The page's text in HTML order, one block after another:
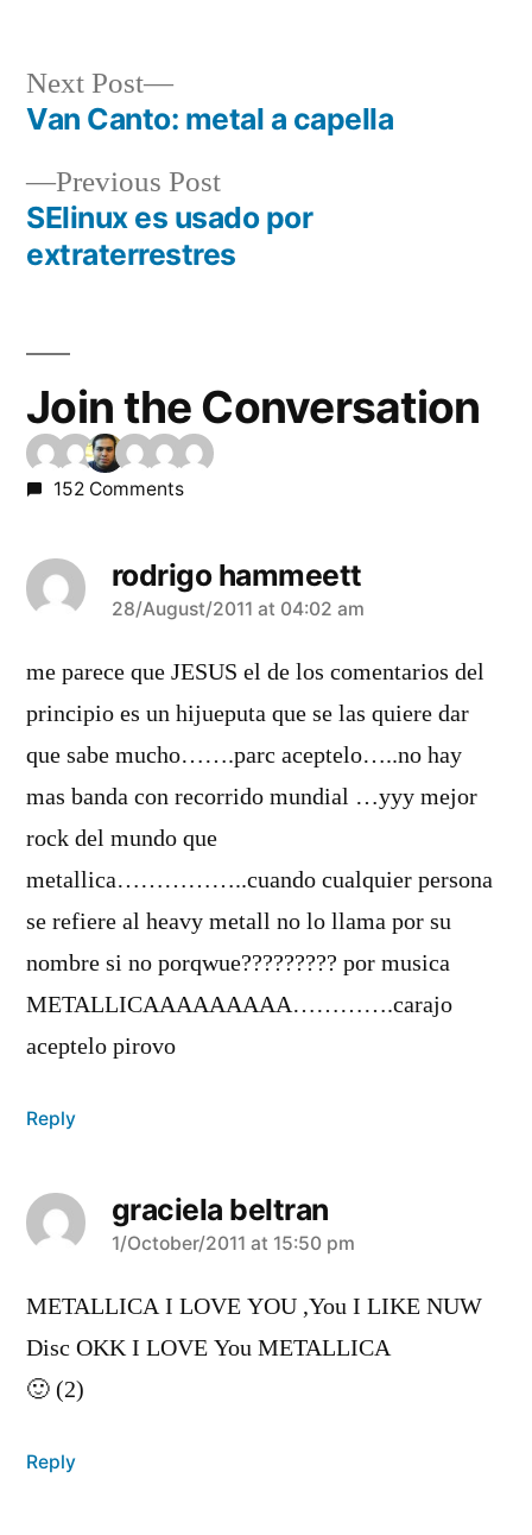
Post
navigation
Previous PostPrevious
post:
SElinux es usado por
extraterrestres
Next Post
Next
post:
Van Canto: metal a capella
Join the Conversation
152 Comments
rodrigo hammeett
says:
28/August/2011 at 04:02 am
me parece que JESUS el de los comentarios del
principio es un hijueputa que se las quiere dar
que sabe mucho…….parc aceptelo…..no hay
mas banda con recorrido mundial …yyy mejor
rock del mundo que
metallica……………..cuando cualquier persona
se refiere al heavy metall no lo llama por su
nombre si no porqwue????????? por musica
METALLICAAAAAAAAA………….carajo
aceptelo pirovo
Reply
graciela beltran
says:
1/October/2011 at 15:50 pm
METALLICA I LOVE YOU ,You I LIKE NUW
Disc OKK I LOVE You METALLICA
🙂 (2)
Reply